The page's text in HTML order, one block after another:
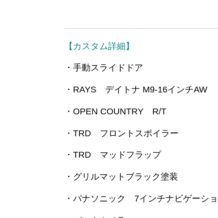
【カスタム詳細】
・手動スライドドア
・RAYS デイトナ M9-16インチAW
・OPEN COUNTRY R/T
・TRD フロントスポイラー
・TRD マッドフラップ
・グリルマットブラック塗装
・パナソニック 7インチナビゲーシ